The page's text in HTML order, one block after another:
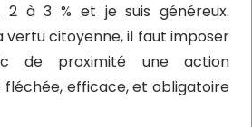
2 à 3 % et je suis généreux.
vertu citoyenne, il faut imposer
de proximité une action
efficace, et obligatoire